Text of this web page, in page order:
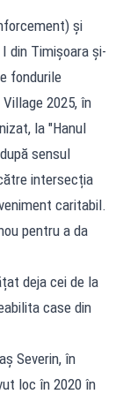
și
din Timișoara și-
fondurile
2025, în
la "Hanul
sensul
intersecția
caritabil.
pentru a da
deja cei de la
case din
Severin, în
loc în 2020 în